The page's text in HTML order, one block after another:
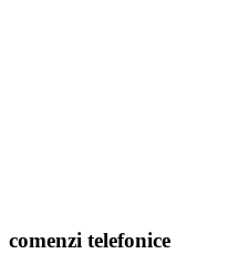
comenzi telefonice